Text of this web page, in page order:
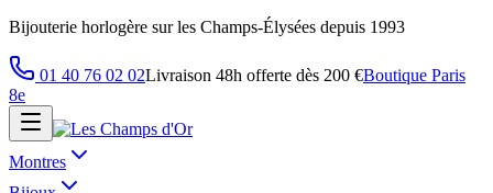
Bijouterie horlogère sur les Champs-Élysées depuis 1993
01 40 76 02 02Livraison 48h offerte dès 200 €Boutique Paris
8e
Montres